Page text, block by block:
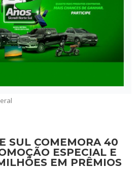
SUL COMEMORA 40
ESPECIAL E
EM PRÊMIOS